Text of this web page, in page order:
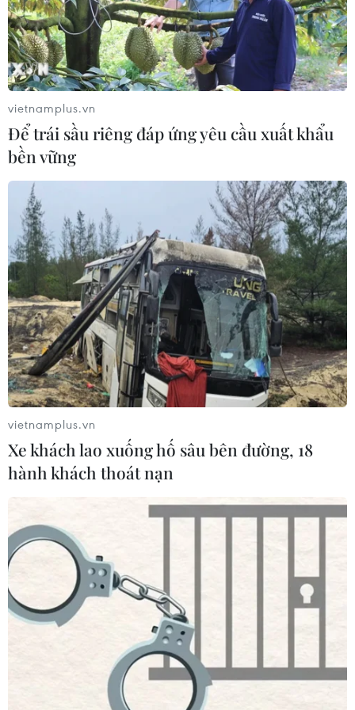
Tướng Lê Xuân Thế: "Mỗi mét đất
đào lên mang niềm hy vọng tìm lại
liệt sĩ"
Đắk Lắk bảo đảm điều kiện học tập
cho học sinh vùng biên
07/08/2026 07:35
Xuất hiện các cung trượt sạt kèm
theo nhiều vết nứt, gãy tại Sơn La
07/08/2026 07:31
17 giờ ngày 7/8, mở cửa tràn xả mặt
điều tiết hồ chứa thủy điện Lai Châu
Di dời hộ dân bị ảnh hưởng bụi, mùi
khét, tiếng ồn từ Trung tâm Điện lực
Vĩnh Tân
07/08/2026 07:10
Hà Nội quyết liệt xử lý các "điểm
nghẽn" úng ngập, môi trường đô thị
vietnamplus.vn
Để trái sầu riêng đáp ứng yêu cầu xuất khẩu
bền vững
vietnamplus.vn
Xe khách lao xuống hố sâu bên đường, 18
hành khách thoát nạn